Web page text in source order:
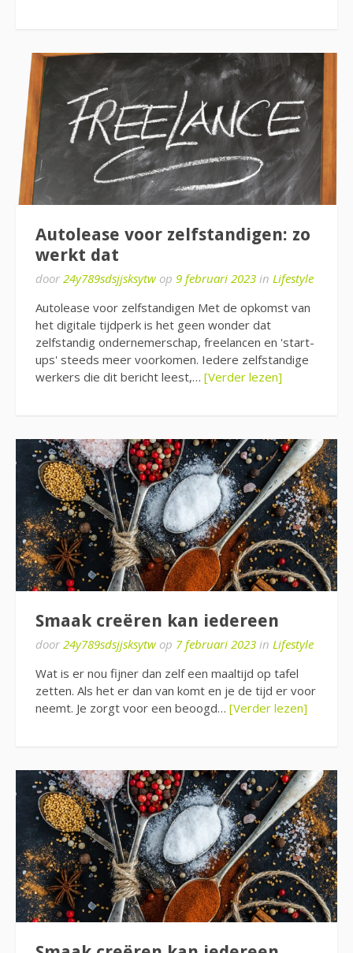
Autolease voor zelfstandigen: zo
werkt dat
door 24y789sdsjjsksytw op 9 februari 2023 in Lifestyle
Autolease voor zelfstandigen Met de opkomst van
het digitale tijdperk is het geen wonder dat
zelfstandig ondernemerschap, freelancen en 'start-
ups' steeds meer voorkomen. Iedere zelfstandige
werkers die dit bericht leest,… [Verder lezen]
Smaak creëren kan iedereen
door 24y789sdsjjsksytw op 7 februari 2023 in Lifestyle
Wat is er nou fijner dan zelf een maaltijd op tafel
zetten. Als het er dan van komt en je de tijd er voor
neemt. Je zorgt voor een beoogd… [Verder lezen]